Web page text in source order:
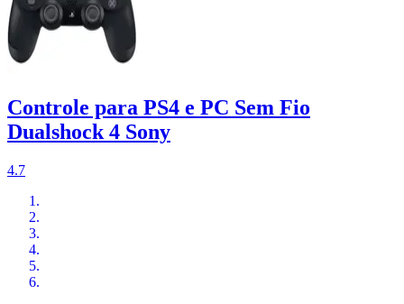
Controle para PS4 e PC Sem Fio
Dualshock 4 Sony
4.7